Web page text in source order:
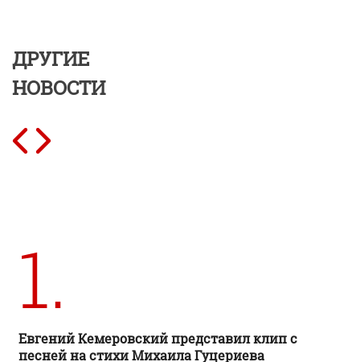
ДРУГИЕ
НОВОСТИ
1.
Евгений Кемеровский представил клип с
песней на стихи Михаила Гуцериева